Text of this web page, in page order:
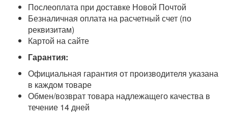
Послеоплата при доставке Новой Почтой
Безналичная оплата на расчетный счет (по
реквизитам)
Картой на сайте
Гарантия:
Официальная гарантия от производителя указана
в каждом товаре
Обмен/возврат товара надлежащего качества в
течение 14 дней